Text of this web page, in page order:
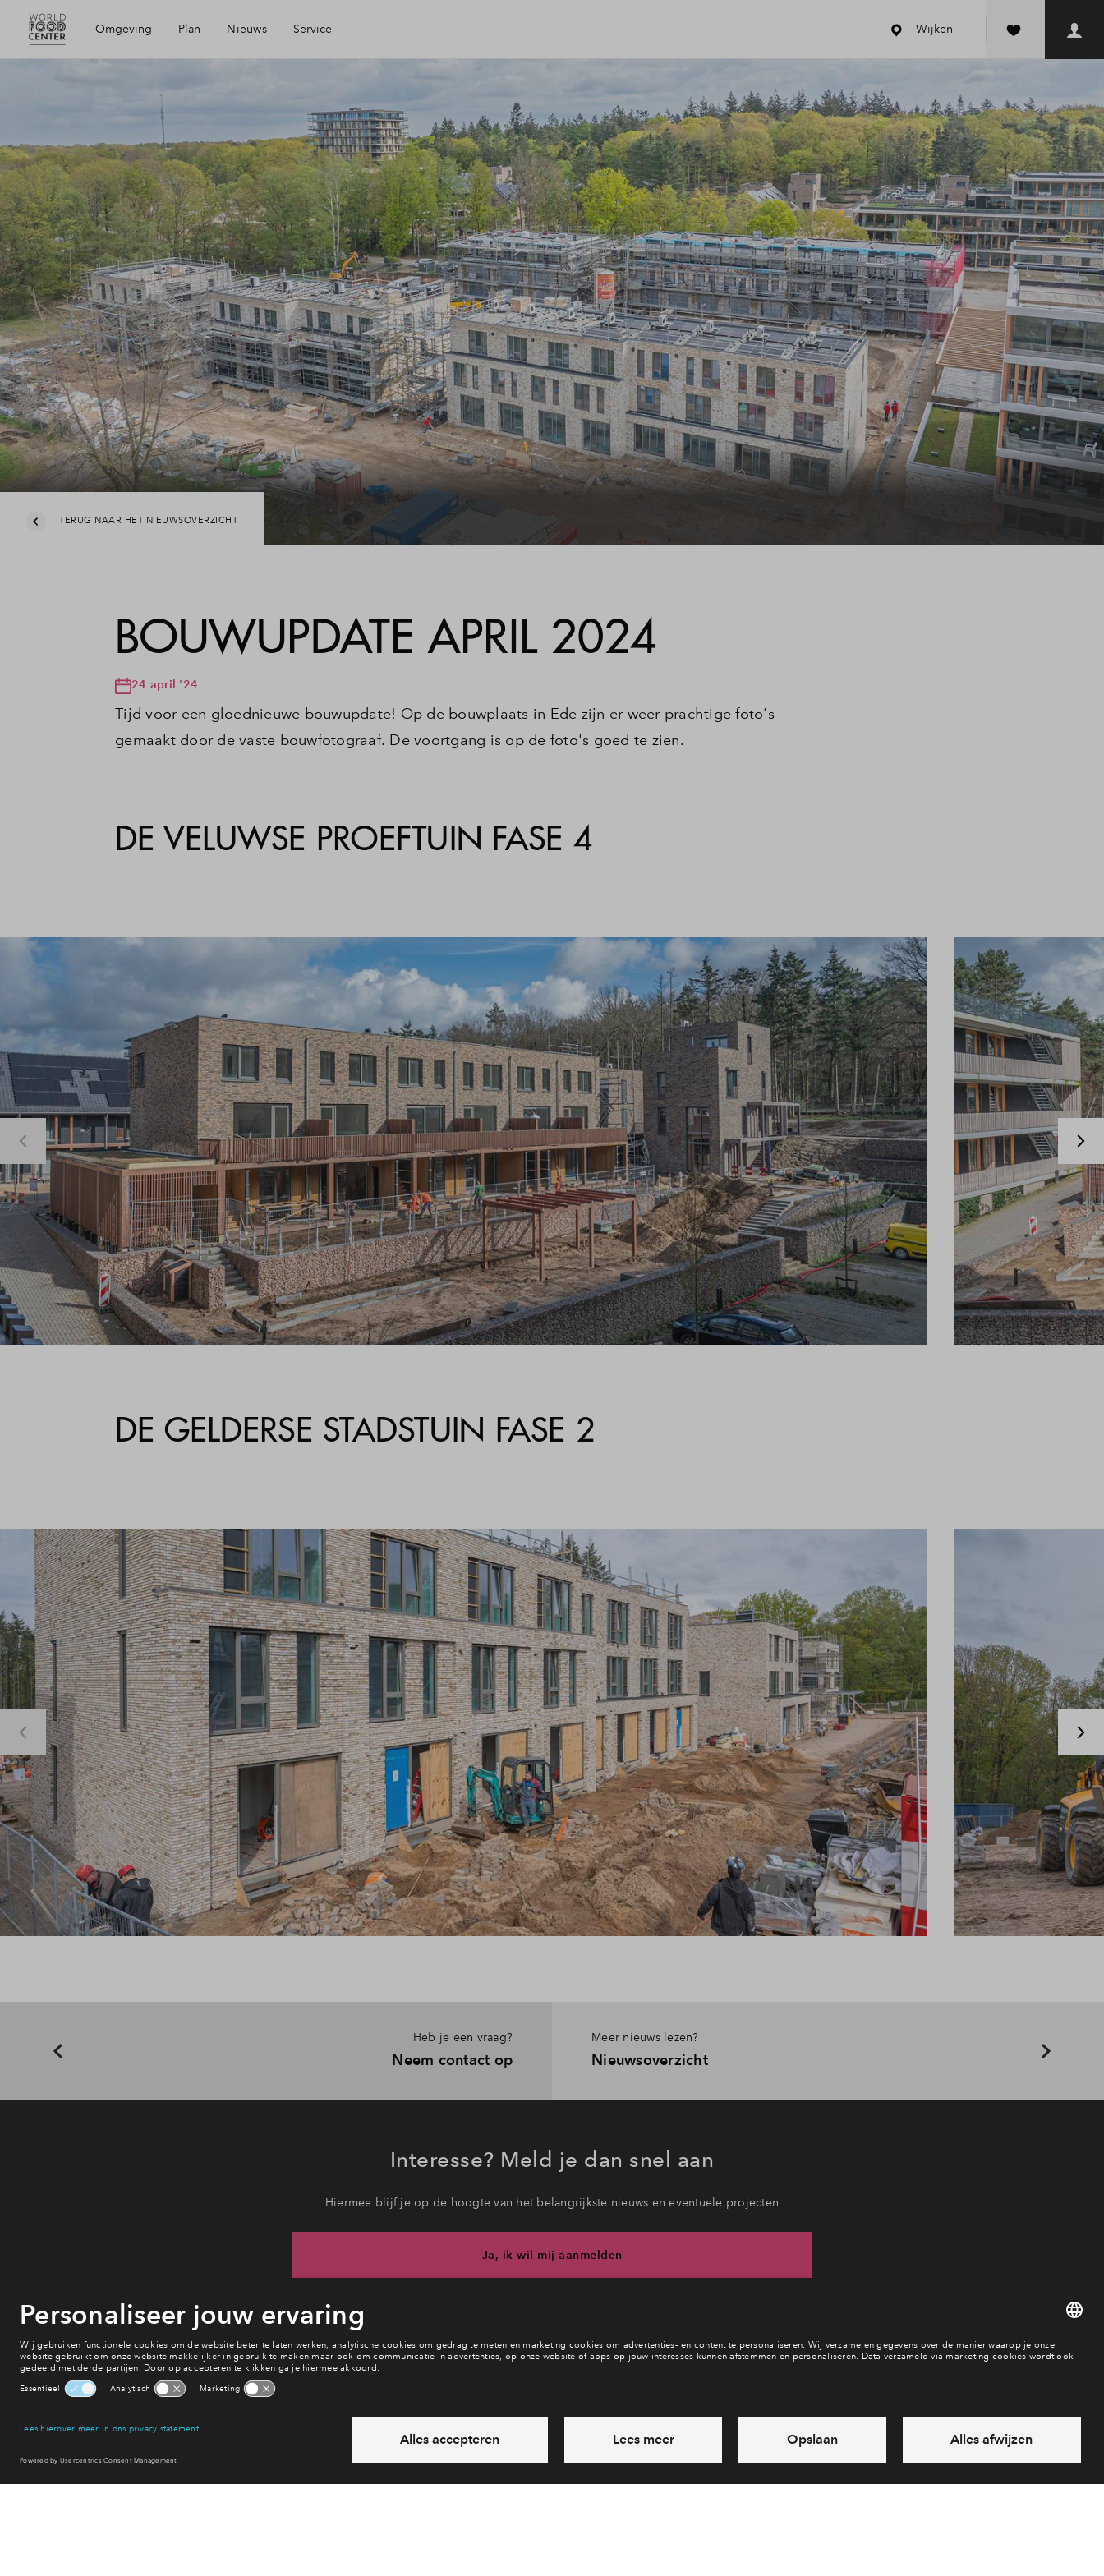
Omgeving
Bereikbaarheid
Voorzieningen
Geschiedenis
Ede
Plan
Wijken
Planning
Partners
Nieuws Service
Financiele check
Financiering
Toewijzing
Woning kopen
Veelgestelde vragen
Contact
Wijken
TERUG NAAR HET NIEUWSOVERZICHT
BOUWUPDATE APRIL 2024
24 april '24
Tijd voor een gloednieuwe bouwupdate! Op de bouwplaats in Ede zijn er weer prachtige foto's
gemaakt door de vaste bouwfotograaf. De voortgang is op de foto's goed te zien.
DE VELUWSE PROEFTUIN FASE 4
DE GELDERSE STADSTUIN FASE 2
Heb je een vraag?
Neem contact op
Meer nieuws lezen?
Nieuwsoverzicht
Interesse? Meld je dan snel aan
Hiermee blijf je op de hoogte van het belangrijkste nieuws en eventuele projecten
Ja, ik wil mij aanmelden
Heb je een vraag en wil je direct antwoord? Bel ons op
6 dagen per week beschikbaar (behalve tijdens feestdagen)
via chat en telefoon